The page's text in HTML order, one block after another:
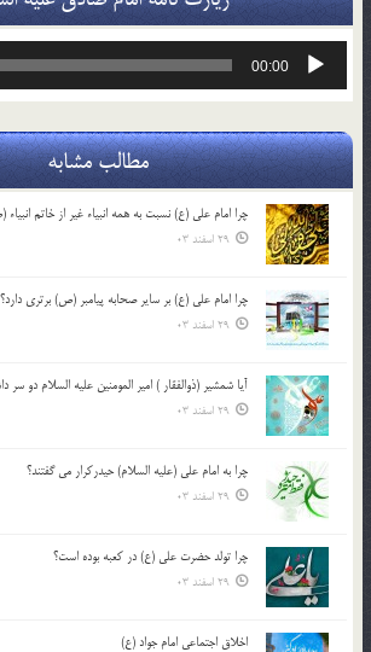
پخش‌کننده
00:00
مطالب مشابه
چرا امام علی (ع) نسبت به همه انبیاء غیر از خاتم
29 اسفند 03
چرا امام علی (ع) بر سایر صحابه پیامبر (ص) برتری دارد؟
29 اسفند 03
آیا شمشیر (ذوالفقار ) امیر المومنین علیه السلام دو سر
29 اسفند 03
چرا به امام علی (علیه السلام) حیدرکرار می گفتند؟
29 اسفند 03
چرا تولد حضرت علی (ع) در کعبه بوده است؟
29 اسفند 03
اخلاق اجتماعی امام جواد (ع)